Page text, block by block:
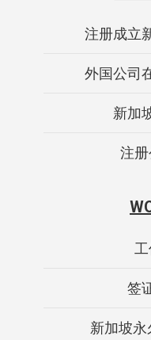
注册成立
外国公司
新加
注
签
新加坡永